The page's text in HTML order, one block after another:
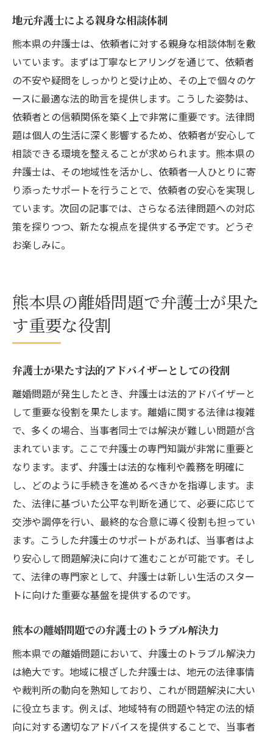
地元弁護士による親身な相談体制
熊本県の弁護士は、依頼者に対する親身な相談体制を敷
いています。まずは丁寧なヒアリングを通じて、依頼者
の不安や疑問をしっかりと受け止め、その上で個々のケ
ースに最適な法的助言を提供します。こうした姿勢は、
依頼者との信頼関係を築く上で非常に重要です。法律問
題は個人の生活に深く影響するため、依頼者が安心して
相談できる環境を整えることが求められます。熊本県の
弁護士は、その地域性を活かし、依頼者一人ひとりに寄
り添ったサポートを行うことで、依頼者の安心を実現し
ています。次回の記事では、さらなる法律問題への対応
策を探りつつ、新たな視点を提供する予定です。どうぞ
お楽しみに。
熊本県の離婚問題で弁護士が果た
す重要な役割
弁護士が果たす法的アドバイザーとしての役割
離婚問題が発生したとき、弁護士は法的アドバイザーと
して重要な役割を果たします。離婚に関する法律は複雑
で、多くの場合、当事者同士では解決が難しい問題が含
まれています。ここで弁護士の専門知識が非常に重要と
なります。まず、弁護士は法的な権利や義務を明確に
し、どのように手続きを進めるべきかを指導します。ま
た、法律に基づいた公平な判断を通じて、必要に応じて
交渉や調停を行い、最終的な合意に導く役割も担ってい
ます。こうした弁護士のサポートがあれば、当事者はよ
り安心して問題解決に向けて進むことが可能です。そし
て、法律の専門家として、弁護士は新しい生活のスター
トに向けた重要な基盤を提供するのです。
熊本の離婚問題での弁護士のトラブル解決力
熊本県での離婚問題において、弁護士のトラブル解決力
は絶大です。地域に根ざした弁護士は、地元の法律事情
や裁判所の動向を熟知しており、これが問題解決に大い
に役立ちます。例えば、地域特有の問題や特定の法的傾
向に対する適切なアドバイスを提供することで、当事者